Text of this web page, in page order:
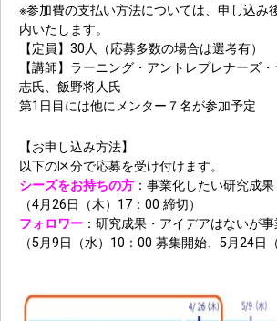
※参加費の支払い方法については、申し込み
内いたします。
【定員】30人（応募多数の場合は選考有）
【講師】ラーニング・アントレプレナーズ
志氏、飯野将人氏
第1日目には他にメンター７名が参加予定
【お申し込み方法】
以下の区分で応募を受け付けます。
シーズをお持ちの方 ：事業化したい研究成
（4月26日（木）17：00 締切）
フォロワー ：研究成果・アイデアはないが
（5月9日（水）10：00 募集開始、5月24日